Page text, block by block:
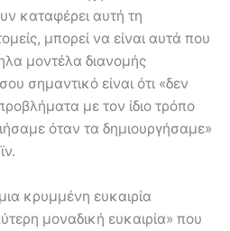
καταφέρει αυτή τη
μπορεί να είναι αυτά που
μοντέλα διανομής
σημαντικό είναι ότι «δεν
με τον ίδιο τρόπο
όταν τα δημιουργήσαμε»
κρυμμένη ευκαιρία
μοναδική ευκαιρία» που